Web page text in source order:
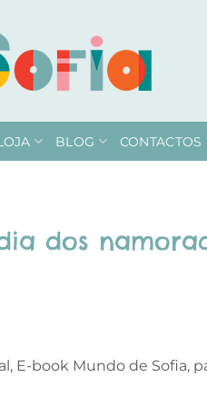
BLOG CONTACTOS
dos
E-book Mundo de Sofia,